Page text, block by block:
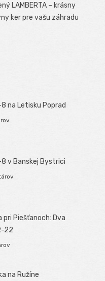
LAMBERTA – krásny
ker pre vašu záhradu
na Letisku Poprad
v Banskej Bystrici
Piešťanoch: Dva
22
na Ružíne